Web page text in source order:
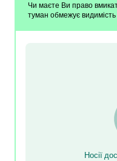
Чи маєте Ви право
туман обмежує
Носії